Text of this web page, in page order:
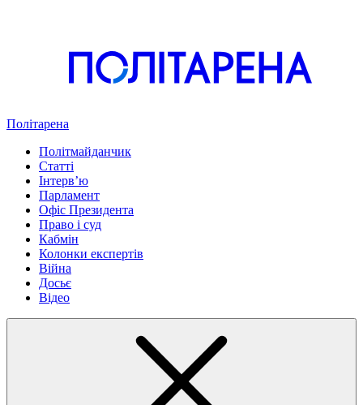
Політарена
Політмайданчик
Статті
Інтервʼю
Парламент
Офіс Президента
Право і суд
Кабмін
Колонки експертів
Війна
Досьє
Відео